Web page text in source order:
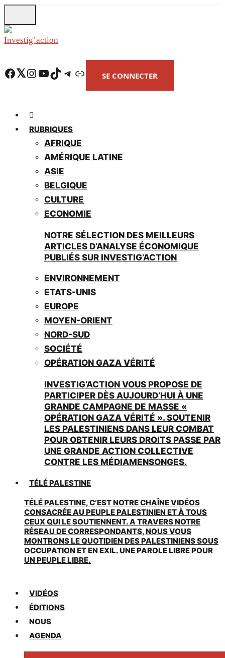
to
main
Facebook Twitter Instagram YouTube TikTok Telegram Lien SE CONNECTER
RUBRIQUES
AFRIQUE
AMÉRIQUE LATINE
ASIE
BELGIQUE
CULTURE
ECONOMIE
NOTRE SÉLECTION DES MEILLEURS
ARTICLES D’ANALYSE ÉCONOMIQUE
PUBLIÉS SUR INVESTIG’ACTION
ENVIRONNEMENT
ETATS-UNIS
EUROPE
MOYEN-ORIENT
NORD-SUD
SOCIÉTÉ
OPÉRATION GAZA VÉRITÉ
INVESTIG’ACTION VOUS PROPOSE DE
PARTICIPER DÈS AUJOURD’HUI À UNE
GRANDE CAMPAGNE DE MASSE «
OPÉRATION GAZA VÉRITÉ ». SOUTENIR
LES PALESTINIENS DANS LEUR COMBAT
POUR OBTENIR LEURS DROITS PASSE PAR
UNE GRANDE ACTION COLLECTIVE
CONTRE LES MÉDIAMENSONGES.
TÉLÉ PALESTINE
TÉLÉ PALESTINE, C’EST NOTRE CHAÎNE VIDÉOS
CONSACRÉE AU PEUPLE PALESTINIEN ET À TOUS
CEUX QUI LE SOUTIENNENT. A TRAVERS NOTRE
RÉSEAU DE CORRESPONDANTS, NOUS VOUS
MONTRONS LE QUOTIDIEN DES PALESTINIENS SOUS
OCCUPATION ET EN EXIL. UNE PAROLE LIBRE POUR
UN PEUPLE LIBRE.
VIDÉOS
ÉDITIONS
NOUS
AGENDA